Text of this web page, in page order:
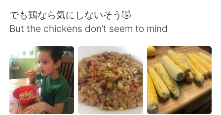
でも鶏なら気にしないそう🤣
But the chickens don’t seem to mind